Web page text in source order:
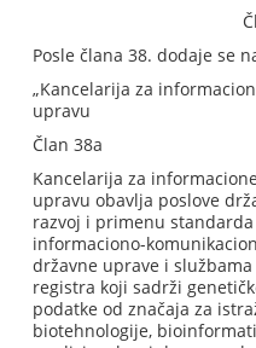
Posle člana 38. dodaje se
„Kancelarija za
upravu
Član 38a
Kancelarija za
upravu obavlja poslove
razvoj i primenu
informaciono-
državne uprave i
registra koji sadrži
podatke od značaja za
biotehnologije,